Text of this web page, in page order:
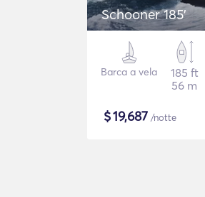
Schooner 185'
Barca a vela
185 ft
56 m
$19,687 /notte